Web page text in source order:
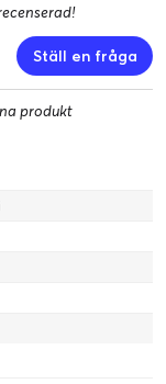
Ställ en fråga
produkt